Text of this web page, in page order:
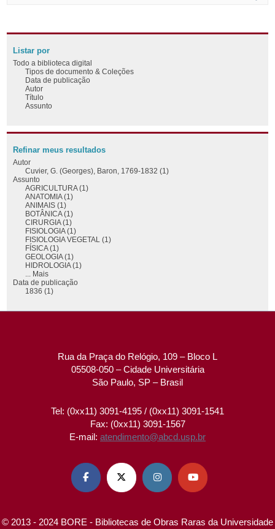
Listar por
Todo a biblioteca digital
Tipos de documento & Coleções
Data de publicação
Autor
Título
Assunto
Refinar meus resultados
Autor
Cuvier, G. (Georges), Baron, 1769-1832 (1)
Assunto
AGRICULTURA (1)
ANATOMIA (1)
ANIMAIS (1)
BOTÂNICA (1)
CIRURGIA (1)
FISIOLOGIA (1)
FISIOLOGIA VEGETAL (1)
FÍSICA (1)
GEOLOGIA (1)
HIDROLOGIA (1)
... Mais
Data de publicação
1836 (1)
Rua da Praça do Relógio, 109 – Bloco L
05508-050 – Cidade Universitária
São Paulo, SP – Brasil
Tel: (0xx11) 3091-4195 / (0xx11) 3091-1541
Fax: (0xx11) 3091-1567
E-mail: atendimento@abcd.usp.br
   
© 2013 - 2024 BORE - Bibliotecas de Obras Raras da Universidade